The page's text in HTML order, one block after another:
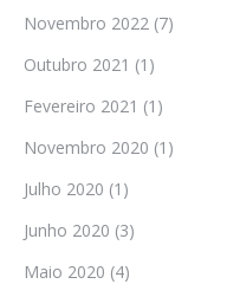
Novembro 2022 (7)
Outubro 2021 (1)
Fevereiro 2021 (1)
Novembro 2020 (1)
Julho 2020 (1)
Junho 2020 (3)
Maio 2020 (4)